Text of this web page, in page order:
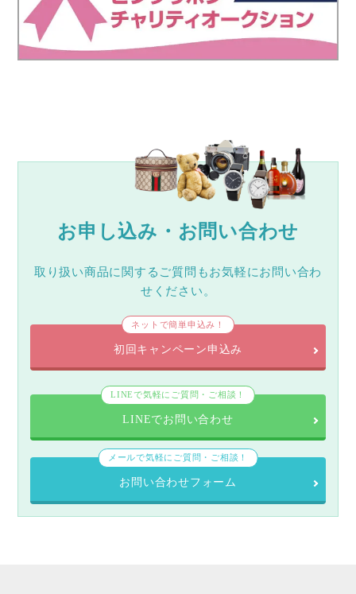
お申し込み・お問い合わせ
取り扱い商品に関するご質問もお気軽にお問い合わ
せください。
ネットで簡単申込み！
初回キャンペーン申込み
LINEで気軽にご質問・ご相談！
LINEでお問い合わせ
メールで気軽にご質問・ご相談！
お問い合わせフォーム